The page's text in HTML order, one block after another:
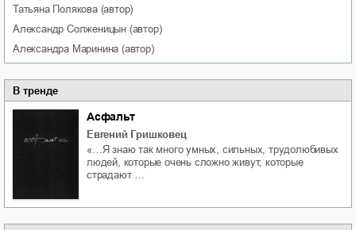
Татьяна Полякова(автор)
Александр Солженицын (автор)
Александра Маринина (автор)
В тренде
Асфальт
Евгений Гришковец
«…Я знаю так много умных, сильных, трудолюбивых
людей, которые очень сложно живут, которые
страдают …